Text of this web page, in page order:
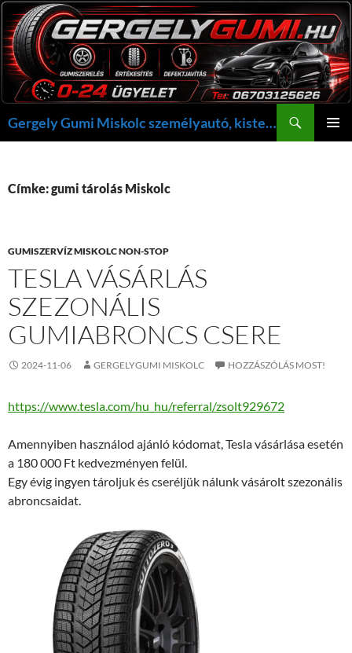
Kilépés
a
tartalomba
Gergely Gumi Miskolc személyautó, kisteherautó gumi szerelés javítás +36703125626 NON-STOP ügyelet, gergelygumi@gergelygumi.hu
Címke: gumi tárolás Miskolc
GUMISZERVÍZ MISKOLC NON-STOP
TESLA VÁSÁRLÁS
SZEZONÁLIS
GUMIABRONCS CSERE
2024-11-06 GERGELYGUMI MISKOLC HOZZÁSZÓLÁS MOST!
https://www.tesla.com/hu_hu/referral/zsolt929672
Amennyiben használod ajánló kódomat, Tesla vásárlása esetén
a 180 000 Ft kedvezményen felül.
Egy évig ingyen tároljuk és cseréljük nálunk vásárolt szezonális
abroncsaidat.